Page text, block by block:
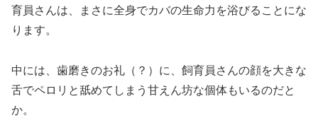
育員さんは、まさに全身でカバの生命力を浴びることにな
ります。
中には、歯磨きのお礼（？）に、飼育員さんの顔を大きな
舌でペロリと舐めてしまう甘えん坊な個体もいるのだと
か。